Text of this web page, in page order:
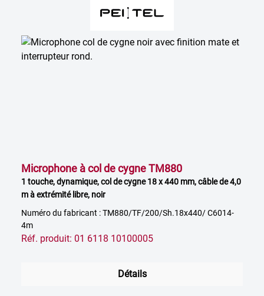
Microphone à col de cygne TM880
1 touche, dynamique, col de cygne 18 x 440 mm, câble de 4,0
m à extrémité libre, noir
Numéro du fabricant : TM880/TF/200/Sh.18x440/ C6014-
4m
Réf. produit: 01 6118 10100005
Détails